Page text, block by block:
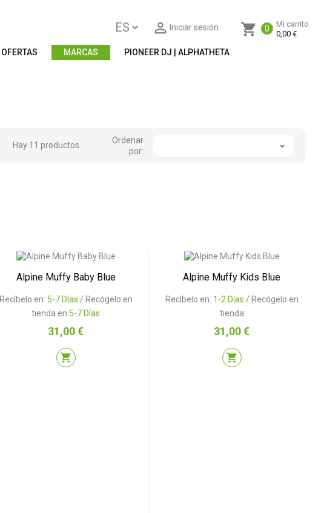
shopping_cart 0
Mi carrito
0,00 €
 Iniciar sesión
OFERTAS MARCAS PIONEER DJ | ALPHATHETA
Hay 11 productos.
Ordenar
por:

Alpine Muffy Baby Blue
Recíbelo en: 5-7 Días / Recógelo en
tienda en 5-7 Días
Precio
31,00 €
shopping_cart
Alpine Muffy Kids Blue
Recíbelo en: 1-2 Días / Recógelo en
tienda
Precio
31,00 €
shopping_cart